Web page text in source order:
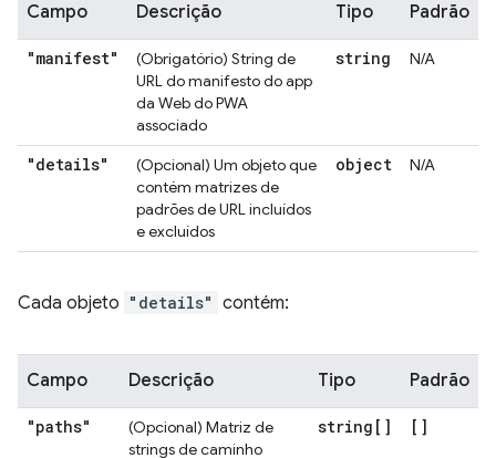
Campo Descrição Tipo Padrão
"manifest"
(Obrigatório) String de
URL do manifesto do app
da Web do PWA
associado
string N/A
"details"
(Opcional) Um objeto que
contém matrizes de
padrões de URL incluídos
e excluídos
object N/A
Cada objeto "details" contém:
Campo Descrição Tipo Padrão
"paths"
(Opcional) Matriz de
strings de caminho
string[] []